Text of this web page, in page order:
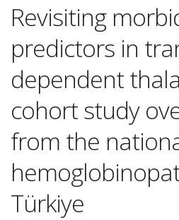
Revisiting
predictors in
dependent
cohort study
from the
Türkiye